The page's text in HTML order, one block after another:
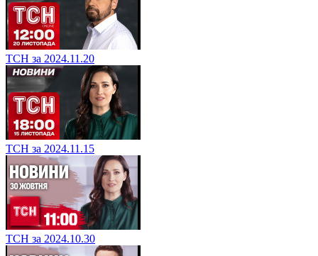
ТСН за 2024.11.20
ТСН за 2024.11.15
ТСН за 2024.10.30